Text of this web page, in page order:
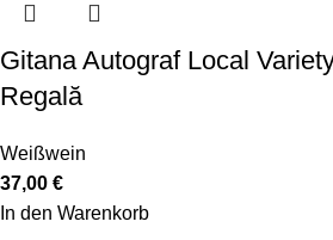
Gitana Autograf Local
Regală
Weißwein
37,00 €
In den Warenkorb